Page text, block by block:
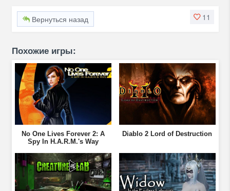
11
Вернуться назад
Похожие игры:
No One Lives Forever 2: A
Spy In H.A.R.M.'s Way
Diablo 2 Lord of Destruction